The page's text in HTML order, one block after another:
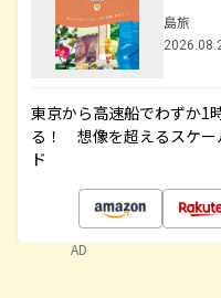
島旅
東京から高速船でわずか1
る！ 想像を超えるスケー
ド
AD